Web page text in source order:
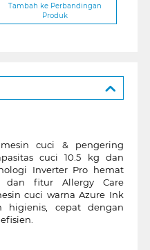
Tambah ke Perbandingan
Produk
mesin cuci & pengering
cuci 10.5 kg dan
Inverter Pro hemat
dan fitur Allergy Care
cuci warna Azure Ink
higienis, cepat dengan